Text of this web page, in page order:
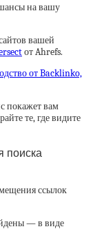
на вашу
вашей
от Ahrefs.
покажет вам
те, где видите
поиска
ссылок
— в виде